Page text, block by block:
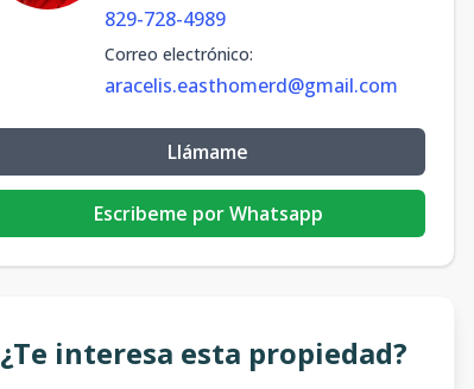
829-728-4989
Correo electrónico:
aracelis.easthomerd@gmail.com
Llámame
Escribeme por Whatsapp
¿Te interesa esta propiedad?